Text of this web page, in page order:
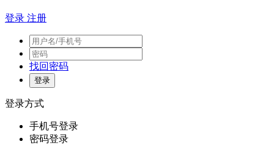
登录 注册
找回密码
登录方式
手机号登录
密码登录